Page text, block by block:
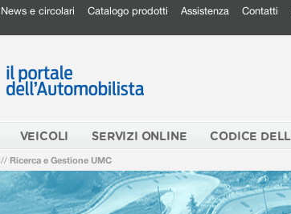
News e circolari Catalogo prodotti Assistenza Contatti
VEICOLI SERVIZI ONLINE CODICE
// Ricerca e Gestione UMC